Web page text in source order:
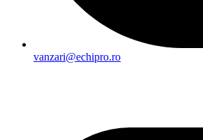
vanzari@echipro.ro